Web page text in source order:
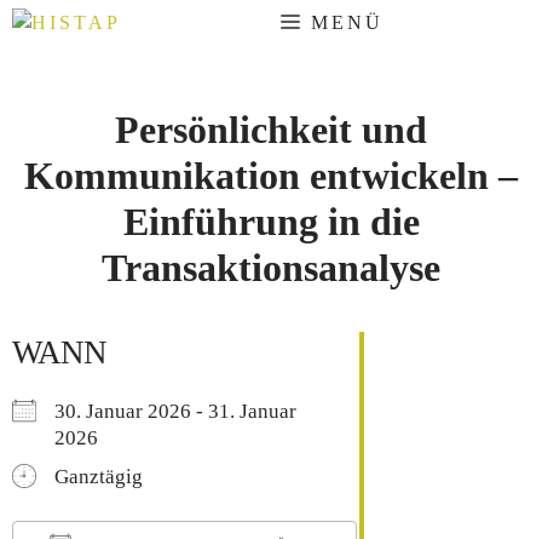
Zum
MENÜ
Persönlichkeit und
Kommunikation entwickeln –
Einführung in die
Transaktionsanalyse
WANN
30. Januar 2026 - 31. Januar
2026
Ganztägig